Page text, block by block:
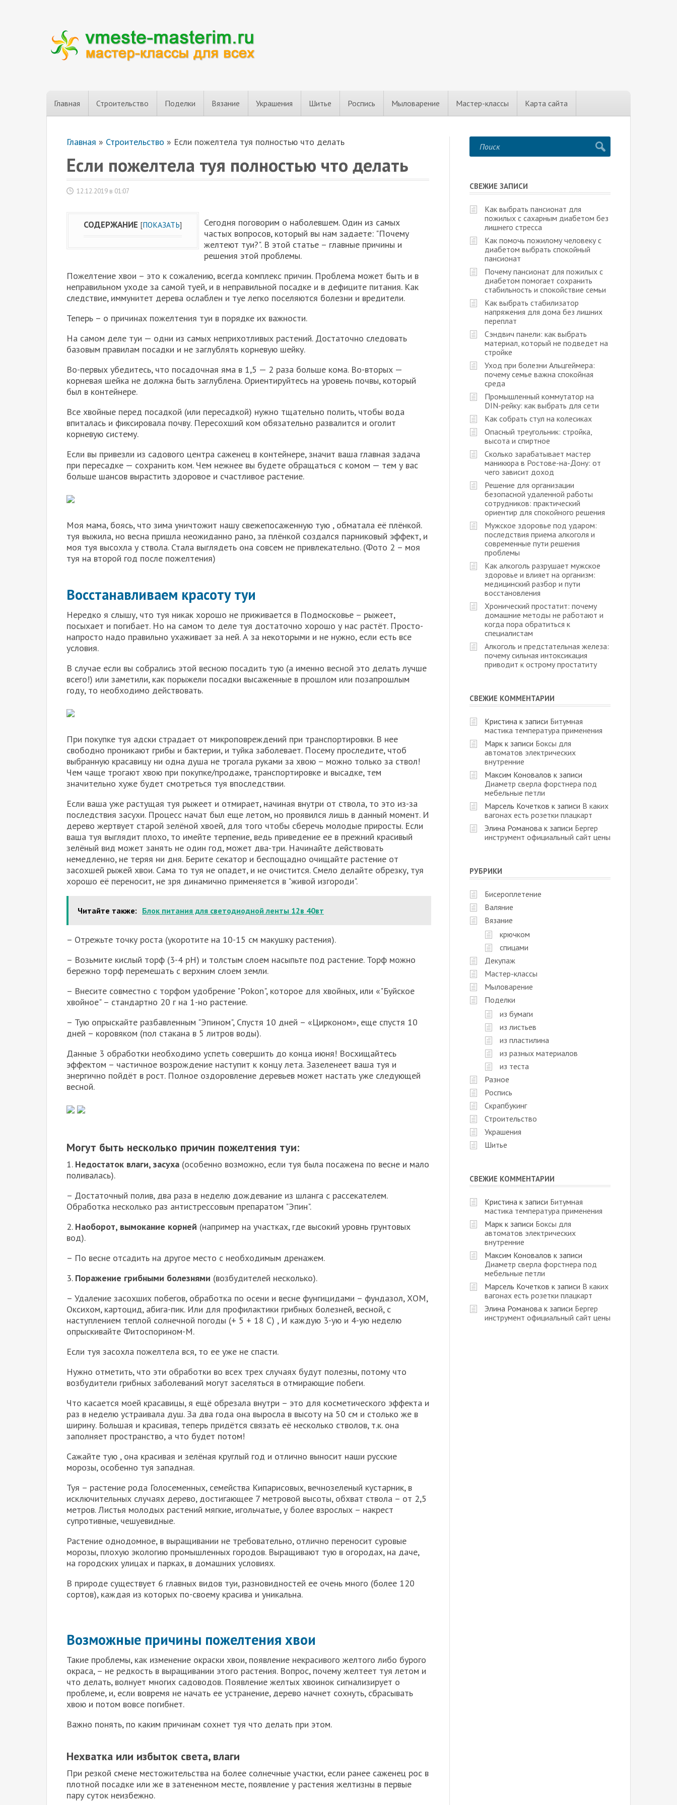
Главная Строительство Поделки Вязание Украшения Шитье Роспись Мыловарение Мастер-классы Карта сайта
Главная » Строительство » Если пожелтела туя полностью что делать
Если пожелтела туя полностью что делать
12.12.2019 в 01:07
СОДЕРЖАНИЕ [ПОКАЗАТЬ]
Сегодня поговорим о наболевшем. Один из самых
частых вопросов, который вы нам задаете: "Почему
желтеют туи?". В этой статье – главные причины и
решения этой проблемы.
Пожелтение хвои – это к сожалению, всегда комплекс причин. Проблема может быть и в
неправильном уходе за самой туей, и в неправильной посадке и в дефиците питания. Как
следствие, иммунитет дерева ослаблен и туе легко поселяются болезни и вредители.
Теперь – о причинах пожелтения туи в порядке их важности.
На самом деле туи — одни из самых неприхотливых растений. Достаточно следовать
базовым правилам посадки и не заглублять корневую шейку.
Во-первых убедитесь, что посадочная яма в 1,5 — 2 раза больше кома. Во-вторых —
корневая шейка не должна быть заглублена. Ориентируйтесь на уровень почвы, который
был в контейнере.
Все хвойные перед посадкой (или пересадкой) нужно тщательно полить, чтобы вода
впиталась и фиксировала почву. Пересохший ком обязательно развалится и оголит
корневую систему.
Если вы привезли из садового центра саженец в контейнере, значит ваша главная задача
при пересадке — сохранить ком. Чем нежнее вы будете обращаться с комом — тем у вас
больше шансов вырастить здоровое и счастливое растение.
Моя мама, боясь, что зима уничтожит нашу свежепосаженную тую , обматала её плёнкой.
туя выжила, но весна пришла неожиданно рано, за плёнкой создался парниковый эффект, и
моя туя высохла у ствола. Стала выглядеть она совсем не привлекательно. (Фото 2 – моя
туя на второй год после пожелтения)
Восстанавливаем красоту туи
Нередко я слышу, что туя никак хорошо не приживается в Подмосковье – рыжеет,
посыхает и погибает. Но на самом то деле туя достаточно хорошо у нас растёт. Просто-
напросто надо правильно ухаживает за ней. А за некоторыми и не нужно, если есть все
условия.
В случае если вы собрались этой весною посадить тую (а именно весной это делать лучше
всего!) или заметили, как порыжели посадки высаженные в прошлом или позапрошлым
году, то необходимо действовать.
При покупке туя адски страдает от микроповреждений при транспортировки. В нее
свободно проникают грибы и бактерии, и туйка заболевает. Посему проследите, чтоб
выбранную красавицу ни одна душа не трогала руками за хвою – можно только за ствол!
Чем чаще трогают хвою при покупке/продаже, транспортировке и высадке, тем
значительно хуже будет смотреться туя впоследствии.
Если ваша уже растущая туя рыжеет и отмирает, начиная внутри от ствола, то это из-за
последствия засухи. Процесс начат был еще летом, но проявился лишь в данный момент. И
дерево жертвует старой зелёной хвоей, для того чтобы сберечь молодые приросты. Если
ваша туя выглядит плохо, то имейте терпение, ведь приведение ее в прежний красивый
зелёный вид может занять не один год, может два-три. Начинайте действовать
немедленно, не теряя ни дня. Берите секатор и беспощадно очищайте растение от
засохшей рыжей хвои. Сама то туя не опадет, и не очистится. Смело делайте обрезку, туя
хорошо её переносит, не зря динамично применяется в "живой изгороди".
Читайте также: Блок питания для светодиодной ленты 12в 40вт
– Отрежьте точку роста (укоротите на 10-15 см макушку растения).
– Возьмите кислый торф (3-4 рН) и толстым слоем насыпьте под растение. Торф можно
бережно торф перемешать с верхним слоем земли.
– Внесите совместно с торфом удобрение "Pokon", которое для хвойных, или «"Буйское
хвойное" – стандартно 20 г на 1-но растение.
– Тую опрыскайте разбавленным "Эпином", Спустя 10 дней – «Цирконом», еще спустя 10
дней – коровяком (пол стакана в 5 литров воды).
Данные 3 обработки необходимо успеть совершить до конца июня! Восхищайтесь
эффектом – частичное возрождение наступит к концу лета. Зазеленеет ваша туя и
энергично пойдёт в рост. Полное оздоровление деревьев может настать уже следующей
весной.
Могут быть несколько причин пожелтения туи:
1. Недостаток влаги, засуха (особенно возможно, если туя была посажена по весне и мало
поливалась).
– Достаточный полив, два раза в неделю дождевание из шланга с рассекателем.
Обработка несколько раз антистрессовым препаратом "Эпин".
2. Наоборот, вымокание корней (например на участках, где высокий уровнь грунтовых
вод).
– По весне отсадить на другое место с необходимым дренажем.
3. Поражение грибными болезнями (возбудителей несколько).
– Удаление засохших побегов, обработка по осени и весне фунгицидами – фундазол, ХОМ,
Оксихом, картоцид, абига-пик. Или для профилактики грибных болезней, весной, с
наступлением теплой солнечной погоды (+ 5 + 18 C) , И каждую 3-ую и 4-ую неделю
опрыскивайте Фитоспорином-М.
Если туя засохла пожелтела вся, то ее уже не спасти.
Нужно отметить, что эти обработки во всех трех случаях будут полезны, потому что
возбудители грибных заболеваний могут заселяться в отмирающие побеги.
Что касается моей красавицы, я ещё обрезала внутри – это для косметического эффекта и
раз в неделю устраивала душ. За два года она выросла в высоту на 50 см и столько же в
ширину. Большая и красивая, теперь придётся связать её несколько стволов, т.к. она
заполняет пространство, а что будет потом!
Сажайте тую , она красивая и зелёная круглый год и отлично выносит наши русские
морозы, особенно туя западная.
Туя – растение рода Голосеменных, семейства Кипарисовых, вечнозеленый кустарник, в
исключительных случаях дерево, достигающее 7 метровой высоты, обхват ствола – от 2,5
метров. Листья молодых растений мягкие, игольчатые, у более взрослых – накрест
супротивные, чешуевидные.
Растение однодомное, в выращивании не требовательно, отлично переносит суровые
морозы, плохую экологию промышленных городов. Выращивают тую в огородах, на даче,
на городских улицах и парках, в домашних условиях.
В природе существует 6 главных видов туи, разновидностей ее очень много (более 120
сортов), каждая из которых по-своему красива и уникальна.
Возможные причины пожелтения хвои
Такие проблемы, как изменение окраски хвои, появление некрасивого желтого либо бурого
окраса, – не редкость в выращивании этого растения. Вопрос, почему желтеет туя летом и
что делать, волнует многих садоводов. Появление желтых хвоинок сигнализирует о
проблеме, и, если вовремя не начать ее устранение, дерево начнет сохнуть, сбрасывать
хвою и потом вовсе погибнет.
Важно понять, по каким причинам сохнет туя что делать при этом.
Нехватка или избыток света, влаги
При резкой смене местожительства на более солнечные участки, если ранее саженец рос в
плотной посадке или же в затененном месте, появление у растения желтизны в первые
пару суток неизбежно.
СВЕЖИЕ ЗАПИСИ
Как выбрать пансионат для
пожилых с сахарным диабетом без
лишнего стресса
Как помочь пожилому человеку с
диабетом выбрать спокойный
пансионат
Почему пансионат для пожилых с
диабетом помогает сохранить
стабильность и спокойствие семьи
Как выбрать стабилизатор
напряжения для дома без лишних
переплат
Сэндвич панели: как выбрать
материал, который не подведет на
стройке
Уход при болезни Альцгеймера:
почему семье важна спокойная
среда
Промышленный коммутатор на
DIN-рейку: как выбрать для сети
Как собрать стул на колесиках
Опасный треугольник: стройка,
высота и спиртное
Сколько зарабатывает мастер
маникюра в Ростове-на-Дону: от
чего зависит доход
Решение для организации
безопасной удаленной работы
сотрудников: практический
ориентир для спокойного решения
Мужское здоровье под ударом:
последствия приема алкоголя и
современные пути решения
проблемы
Как алкоголь разрушает мужское
здоровье и влияет на организм:
медицинский разбор и пути
восстановления
Хронический простатит: почему
домашние методы не работают и
когда пора обратиться к
специалистам
Алкоголь и предстательная железа:
почему сильная интоксикация
приводит к острому простатиту
СВЕЖИЕ КОММЕНТАРИИ
Кристина к записи Битумная
мастика температура применения
Марк к записи Боксы для
автоматов электрических
внутренние
Максим Коновалов к записи
Диаметр сверла форстнера под
мебельные петли
Марсель Кочетков к записи В каких
вагонах есть розетки плацкарт
Элина Романова к записи Бергер
инструмент официальный сайт цены
РУБРИКИ
Бисероплетение
Валяние
Вязание
крючком
спицами
Декупаж
Мастер-классы
Мыловарение
Поделки
из бумаги
из листьев
из пластилина
из разных материалов
из теста
Разное
Роспись
Скрапбукинг
Строительство
Украшения
Шитье
СВЕЖИЕ КОММЕНТАРИИ
Кристина к записи Битумная
мастика температура применения
Марк к записи Боксы для
автоматов электрических
внутренние
Максим Коновалов к записи
Диаметр сверла форстнера под
мебельные петли
Марсель Кочетков к записи В каких
вагонах есть розетки плацкарт
Элина Романова к записи Бергер
инструмент официальный сайт цены